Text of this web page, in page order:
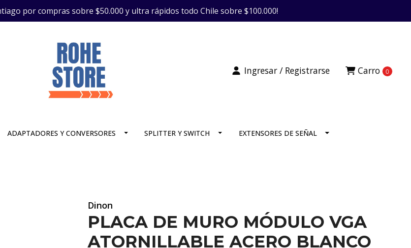
por compras sobre $50.000 y ultra rápidos todo Chile sobre $100.000!
Carro 0
Ingresar / Registrarse
ADAPTADORES Y CONVERSORES SPLITTER Y SWITCH EXTENSORES DE SEÑAL
Dinon
PLACA DE MURO MÓDULO VGA
ATORNILLABLE ACERO BLANCO